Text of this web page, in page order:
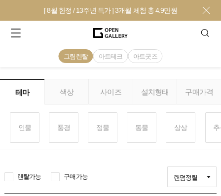
[ 8월 한정 / 13주년 특가 ] 3개월 체험 총 4.9만원
그림렌탈 아트테크 아트굿즈
테마 색상 사이즈 설치형태 구매가격
인물 풍경 정물 동물 상상
렌탈가능 구매가능 랜덤정렬